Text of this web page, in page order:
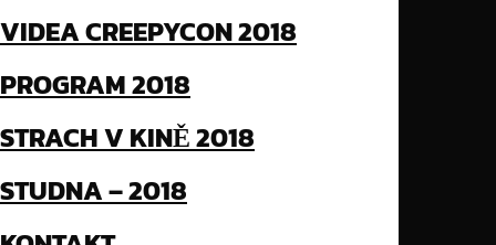
VIDEA CREEPYCON 2018
PROGRAM 2018
STRACH V KINĚ 2018
STUDNA – 2018